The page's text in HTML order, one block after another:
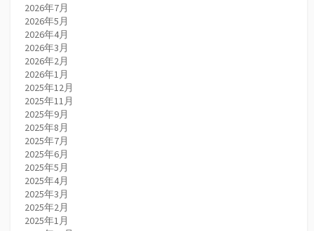
2026年7月
2026年5月
2026年4月
2026年3月
2026年2月
2026年1月
2025年12月
2025年11月
2025年9月
2025年8月
2025年7月
2025年6月
2025年5月
2025年4月
2025年3月
2025年2月
2025年1月